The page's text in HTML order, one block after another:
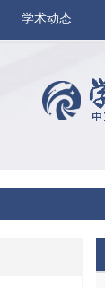
学术动态